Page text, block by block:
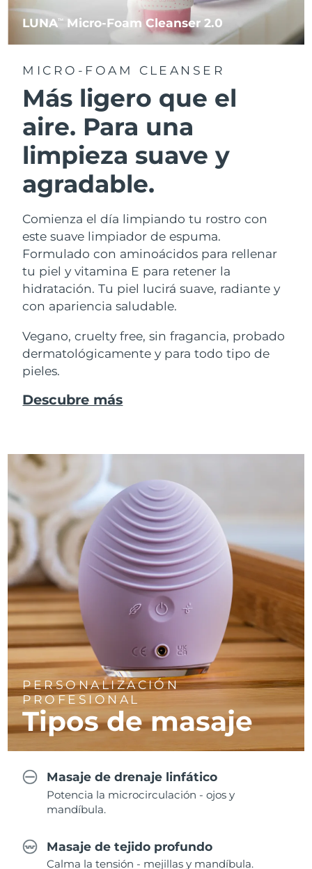
LUNATM Micro-Foam Cleanser 2.0
MICRO-FOAM CLEANSER
Más ligero que el
aire. Para una
limpieza suave y
agradable.
Comienza el día limpiando tu rostro con
este suave limpiador de espuma.
Formulado con aminoácidos para rellenar
tu piel y vitamina E para retener la
hidratación. Tu piel lucirá suave, radiante y
con apariencia saludable.
Vegano, cruelty free, sin fragancia, probado
dermatológicamente y para todo tipo de
pieles.
Descubre más
PERSONALIZACIÓN
PROFESIONAL
Tipos de masaje
Masaje de drenaje linfático
Potencia la microcirculación - ojos y
mandíbula.
Masaje de tejido profundo
Calma la tensión - mejillas y mandíbula.